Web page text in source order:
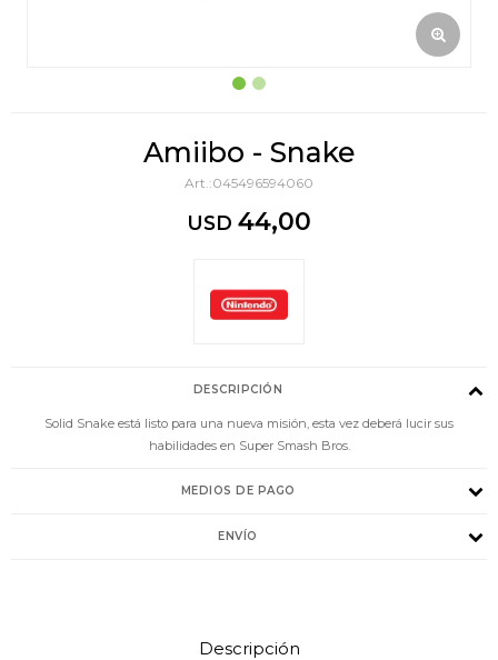
Amiibo - Snake
045496594060
USD 44,00
DESCRIPCIÓN
Solid Snake está listo para una nueva misión, esta vez deberá lucir sus
habilidades en Super Smash Bros.
MEDIOS DE PAGO
ENVÍO
Descripción